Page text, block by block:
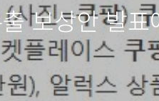
보상안 발